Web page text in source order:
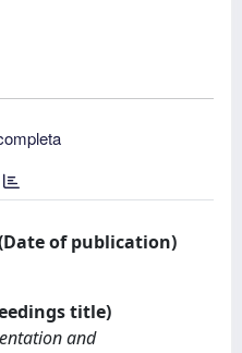
of publication)
title)
and